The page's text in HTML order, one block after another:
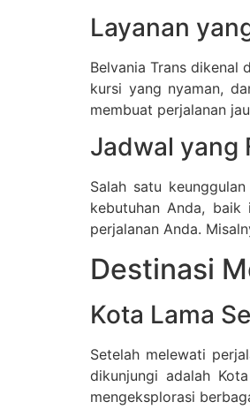
Layanan
Belvania Trans dikenal
kursi yang nyaman,
membuat perjalanan
Jadwal yang
Salah satu
kebutuhan Anda,
perjalanan Anda.
Destinasi
Kota Lama
Setelah melewati
dikunjungi adalah
mengeksplorasi